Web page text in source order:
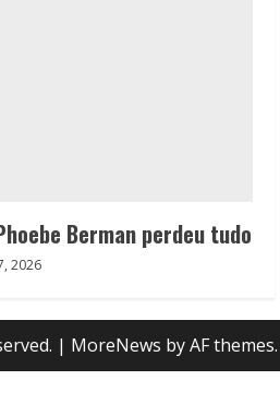
Berman perdeu tudo
2026
| MoreNews by AF themes.